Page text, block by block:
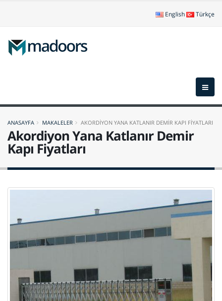
English Türkçe
ANASAYFA MAKALELER AKORDİYON YANA KATLANIR DEMİR KAPI FİYATLARI
Akordiyon Yana Katlanır Demir
Kapı Fiyatları